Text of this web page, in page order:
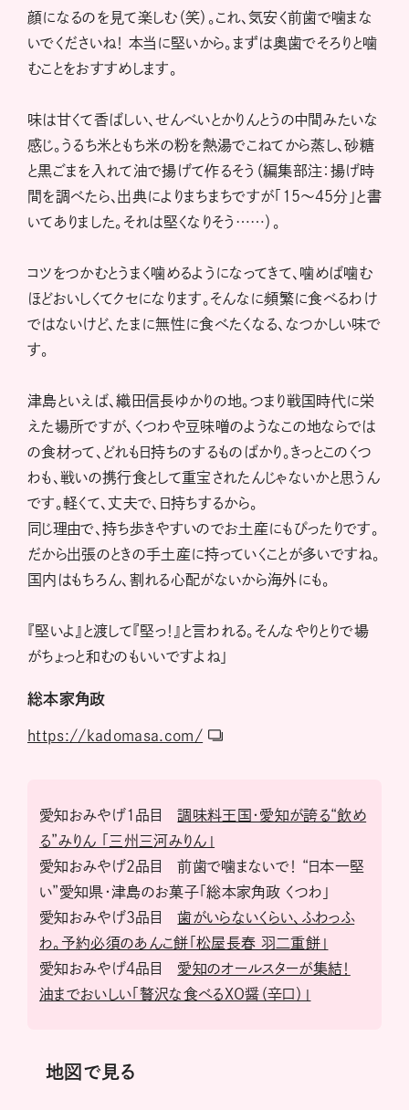
顔になるのを見て楽しむ（笑）。これ、気安く前歯で噛まな
いでくださいね！ 本当に堅いから。まずは奥歯でそろりと噛
むことをおすすめします。
味は甘くて香ばしい、せんべいとかりんとうの中間みたいな
感じ。うるち米ともち米の粉を熱湯でこねてから蒸し、砂糖
と黒ごまを入れて油で揚げて作るそう（編集部注：揚げ時
間を調べたら、出典によりまちまちですが「15〜45分」と書
いてありました。それは堅くなりそう……）。
コツをつかむとうまく噛めるようになってきて、噛めば噛む
ほどおいしくてクセになります。そんなに頻繁に食べるわけ
ではないけど、たまに無性に食べたくなる、なつかしい味で
す。
津島といえば、織田信長ゆかりの地。つまり戦国時代に栄
えた場所ですが、くつわや豆味噌のようなこの地ならでは
の食材って、どれも日持ちのするものばかり。きっとこのくつ
わも、戦いの携行食として重宝されたんじゃないかと思うん
です。軽くて、丈夫で、日持ちするから。
同じ理由で、持ち歩きやすいのでお土産にもぴったりです。
だから出張のときの手土産に持っていくことが多いですね。
国内はもちろん、割れる心配がないから海外にも。
『堅いよ』と渡して『堅っ！』と言われる。そんなやりとりで場
がちょっと和むのもいいですよね」
総本家角政
https://kadomasa.com/
愛知おみやげ1品目調味料王国・愛知が誇る“飲め
る”みりん 「三州三河みりん」
愛知おみやげ2品目 前歯で噛まないで！ “日本一堅
い”愛知県・津島のお菓子「総本家角政 くつわ」
愛知おみやげ3品目歯がいらないくらい、ふわっふ
わ。予約必須のあんこ餅「松屋長春 羽二重餅」
愛知おみやげ4品目 愛知のオールスターが集結！
油までおいしい「贅沢な食べるXO醤（辛口）」
地図で見る